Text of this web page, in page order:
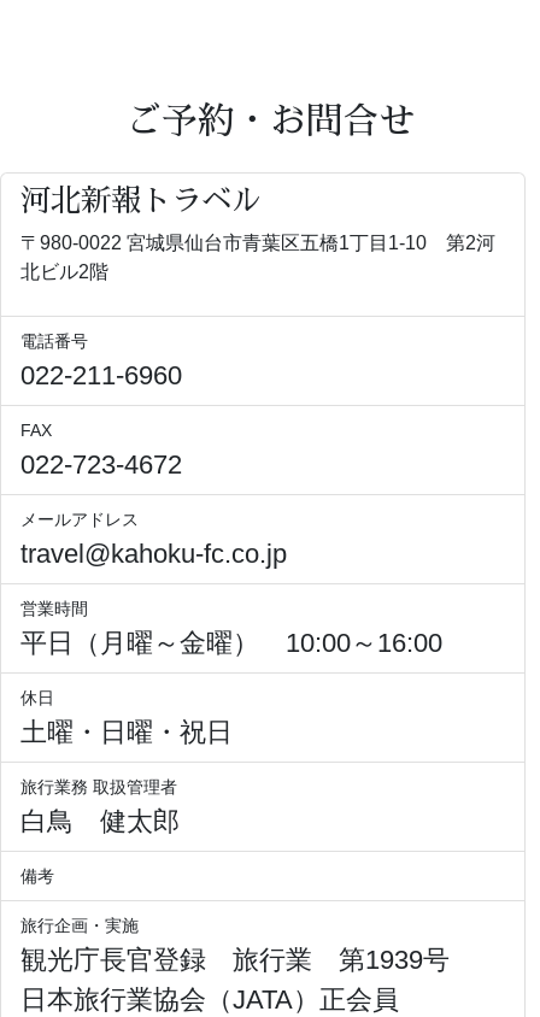
ご予約・お問合せ
河北新報トラベル
〒980-0022 宮城県仙台市青葉区五橋1丁目1-10 第2河
北ビル2階
電話番号
022-211-6960
FAX
022-723-4672
メールアドレス
travel@kahoku-fc.co.jp
営業時間
平日（月曜～金曜） 10:00～16:00
休日
土曜・日曜・祝日
旅行業務 取扱管理者
白鳥 健太郎
備考
旅行企画・実施
観光庁長官登録 旅行業 第1939号
日本旅行業協会（JATA）正会員